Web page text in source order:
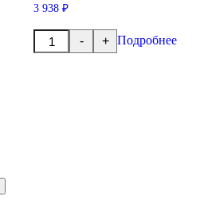
3 938 ₽
-
Количество
товара
+ Подробнее